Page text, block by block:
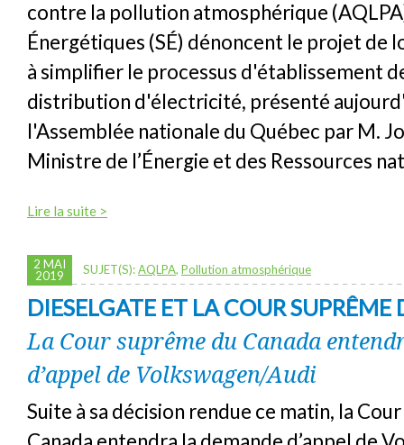
contre la pollution atmosphérique
Énergétiques (SÉ) dénoncent le projet de
à simplifier le processus d'établissement
distribution d'électricité, présenté
l'Assemblée nationale du Québec par M.
Ministre de l’Énergie et des Ressources
Lire la suite >
2 MAI
2019
SUJET(S):AQLPA, Pollution atmosphérique
DIESELGATE ET LA COUR
La Cour suprême du Canada
d’appel de Volkswagen/Audi
Suite à sa décision rendue ce matin, la